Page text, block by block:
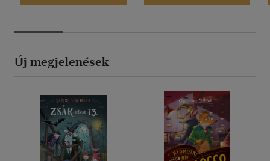
Új megjelenések